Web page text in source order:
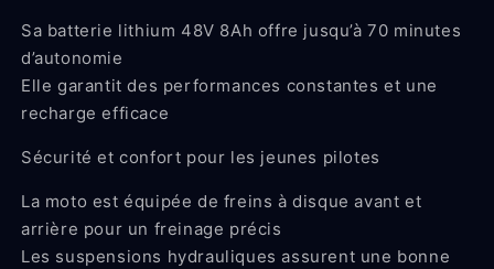
Sa batterie lithium 48V 8Ah offre jusqu’à 70 minutes
d’autonomie
Elle garantit des performances constantes et une
recharge efficace
Sécurité et confort pour les jeunes pilotes
La moto est équipée de freins à disque avant et
arrière pour un freinage précis
Les suspensions hydrauliques assurent une bonne